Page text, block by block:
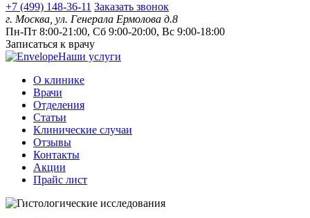
+7 (499) 148-36-11 Заказать звонок
г. Москва, ул. Генерала Ермолова д.8
Пн-Пт 8:00-21:00, Сб 9:00-20:00, Вс 9:00-18:00
Записаться к врачу
Наши услуги
О клинике
Врачи
Отделения
Статьи
Клинические случаи
Отзывы
Контакты
Акции
Прайс лист